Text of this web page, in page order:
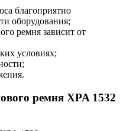
благоприятно
оборудования;
ремня зависит от
условиях;
ремня XPA 1532